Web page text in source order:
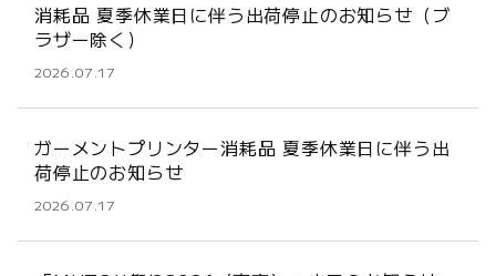
消耗品 夏季休業日に伴う出荷停止のお知らせ（ブ
ラザー除く）
2026.07.17
ガーメントプリンター消耗品 夏季休業日に伴う出
荷停止のお知らせ
2026.07.17